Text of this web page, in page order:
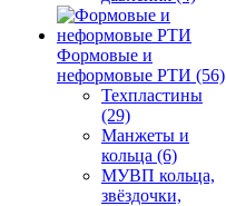
Формовые и
неформовые РТИ (56)
Техпластины
(29)
Манжеты и
кольца (6)
МУВП кольца,
звёздочки,